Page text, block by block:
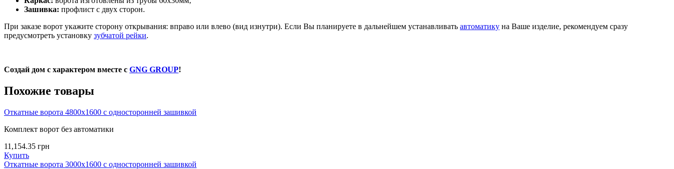
Зашивка: профлист с двух сторон.
При заказе ворот укажите сторону открывания: вправо или влево (вид изнутри). Если Вы планируете в дальнейшем устанавливать автоматику на Ваше изделие, рекомендуем сразу
предусмотреть установку зубчатой рейки.
Создай дом с характером вместе с GNG GROUP!
Похожие товары
Откатные ворота 4800х1600 с односторонней зашивкой
Комплект ворот без автоматики
11,154.35 грн
Купить
Откатные ворота 3000х1600 с односторонней зашивкой